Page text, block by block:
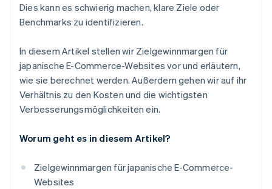
Dies kann es schwierig machen, klare Ziele oder
Benchmarks zu identifizieren.
In diesem Artikel stellen wir Zielgewinnmargen für
japanische E-Commerce-Websites vor und erläutern,
wie sie berechnet werden. Außerdem gehen wir auf ihr
Verhältnis zu den Kosten und die wichtigsten
Verbesserungsmöglichkeiten ein.
Worum geht es in diesem Artikel?
Zielgewinnmargen für japanische E-Commerce-
Websites